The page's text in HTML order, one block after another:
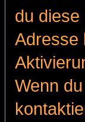
du
Adresse
Wenn